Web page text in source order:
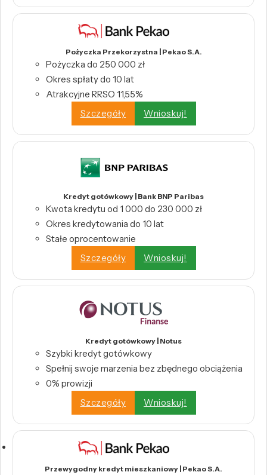
Pożyczka Przekorzystna | Pekao S.A.
Pożyczka do 250 000 zł
Okres spłaty do 10 lat
Atrakcyjne RRSO 11,55%
Szczegóły
Wnioskuj!
Kredyt gotówkowy | Bank BNP Paribas
Kwota kredytu od 1 000 do 230 000 zł
Okres kredytowania do 10 lat
Stałe oprocentowanie
Szczegóły
Wnioskuj!
Kredyt gotówkowy | Notus
Szybki kredyt gotówkowy
Spełnij swoje marzenia bez zbędnego obciążenia
0% prowizji
Szczegóły
Wnioskuj!
Przewygodny kredyt mieszkaniowy | Pekao S.A.